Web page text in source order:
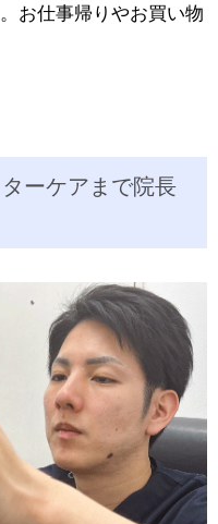
お仕事帰りやお買い物
ーケアまで院長